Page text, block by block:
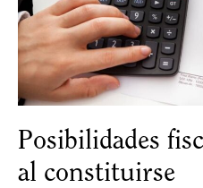
Posibilidades
al constituirse